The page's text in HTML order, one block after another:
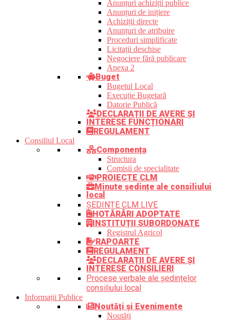
Anunțuri achiziții publice
Anunțuri de inițiere
Achiziții directe
Anunțuri de atribuire
Proceduri simplificate
Licitații deschise
Negociere fără publicare
Anexa 2
Buget
Bugetul Local
Execuție Bugetară
Datorie Publică
DECLARAȚII DE AVERE ȘI
INTERESE FUNCȚIONARI
REGULAMENT
Consiliul Local
Componența
Structura
Comisii de specialitate
PROIECTE CLM
Minute ședințe ale consiliului
local
ȘEDINȚE CLM LIVE
HOTĂRÂRI ADOPTATE
INSTITUȚII SUBORDONATE
Registrul Agricol
RAPOARTE
REGULAMENT
DECLARAȚII DE AVERE ȘI
INTERESE CONSILIERI
Procese verbale ale ședințelor
consiliului local
Informații Publice
Noutăți și Evenimente
Noutăți